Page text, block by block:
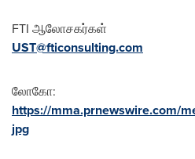
FTI ஆலோசகர்கள்
UST@fticonsulting.com
லோகோ:
https://mma.prnewswire.com/
jpg